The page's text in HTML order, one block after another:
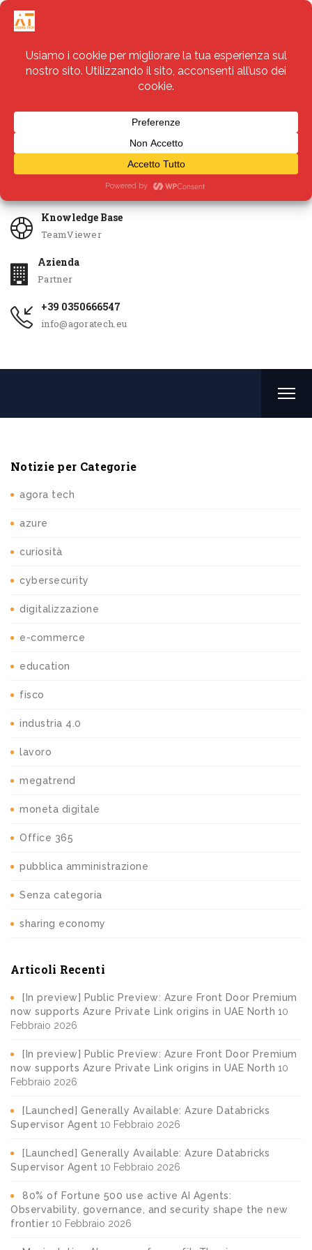
Servizi
Knowledge Base
TeamViewer
Azienda
Partner
+39 0350666547
info@agoratech.eu
Notizie per Categorie
agora tech
azure
curiosità
cybersecurity
digitalizzazione
e-commerce
education
fisco
industria 4.0
lavoro
megatrend
moneta digitale
Office 365
pubblica amministrazione
Senza categoria
sharing economy
Articoli Recenti
[In preview] Public Preview: Azure Front Door Premium
now supports Azure Private Link origins in UAE North 10
Febbraio 2026
[In preview] Public Preview: Azure Front Door Premium
now supports Azure Private Link origins in UAE North 10
Febbraio 2026
[Launched] Generally Available: Azure Databricks
Supervisor Agent 10 Febbraio 2026
[Launched] Generally Available: Azure Databricks
Supervisor Agent 10 Febbraio 2026
80% of Fortune 500 use active AI Agents:
Observability, governance, and security shape the new
frontier 10 Febbraio 2026